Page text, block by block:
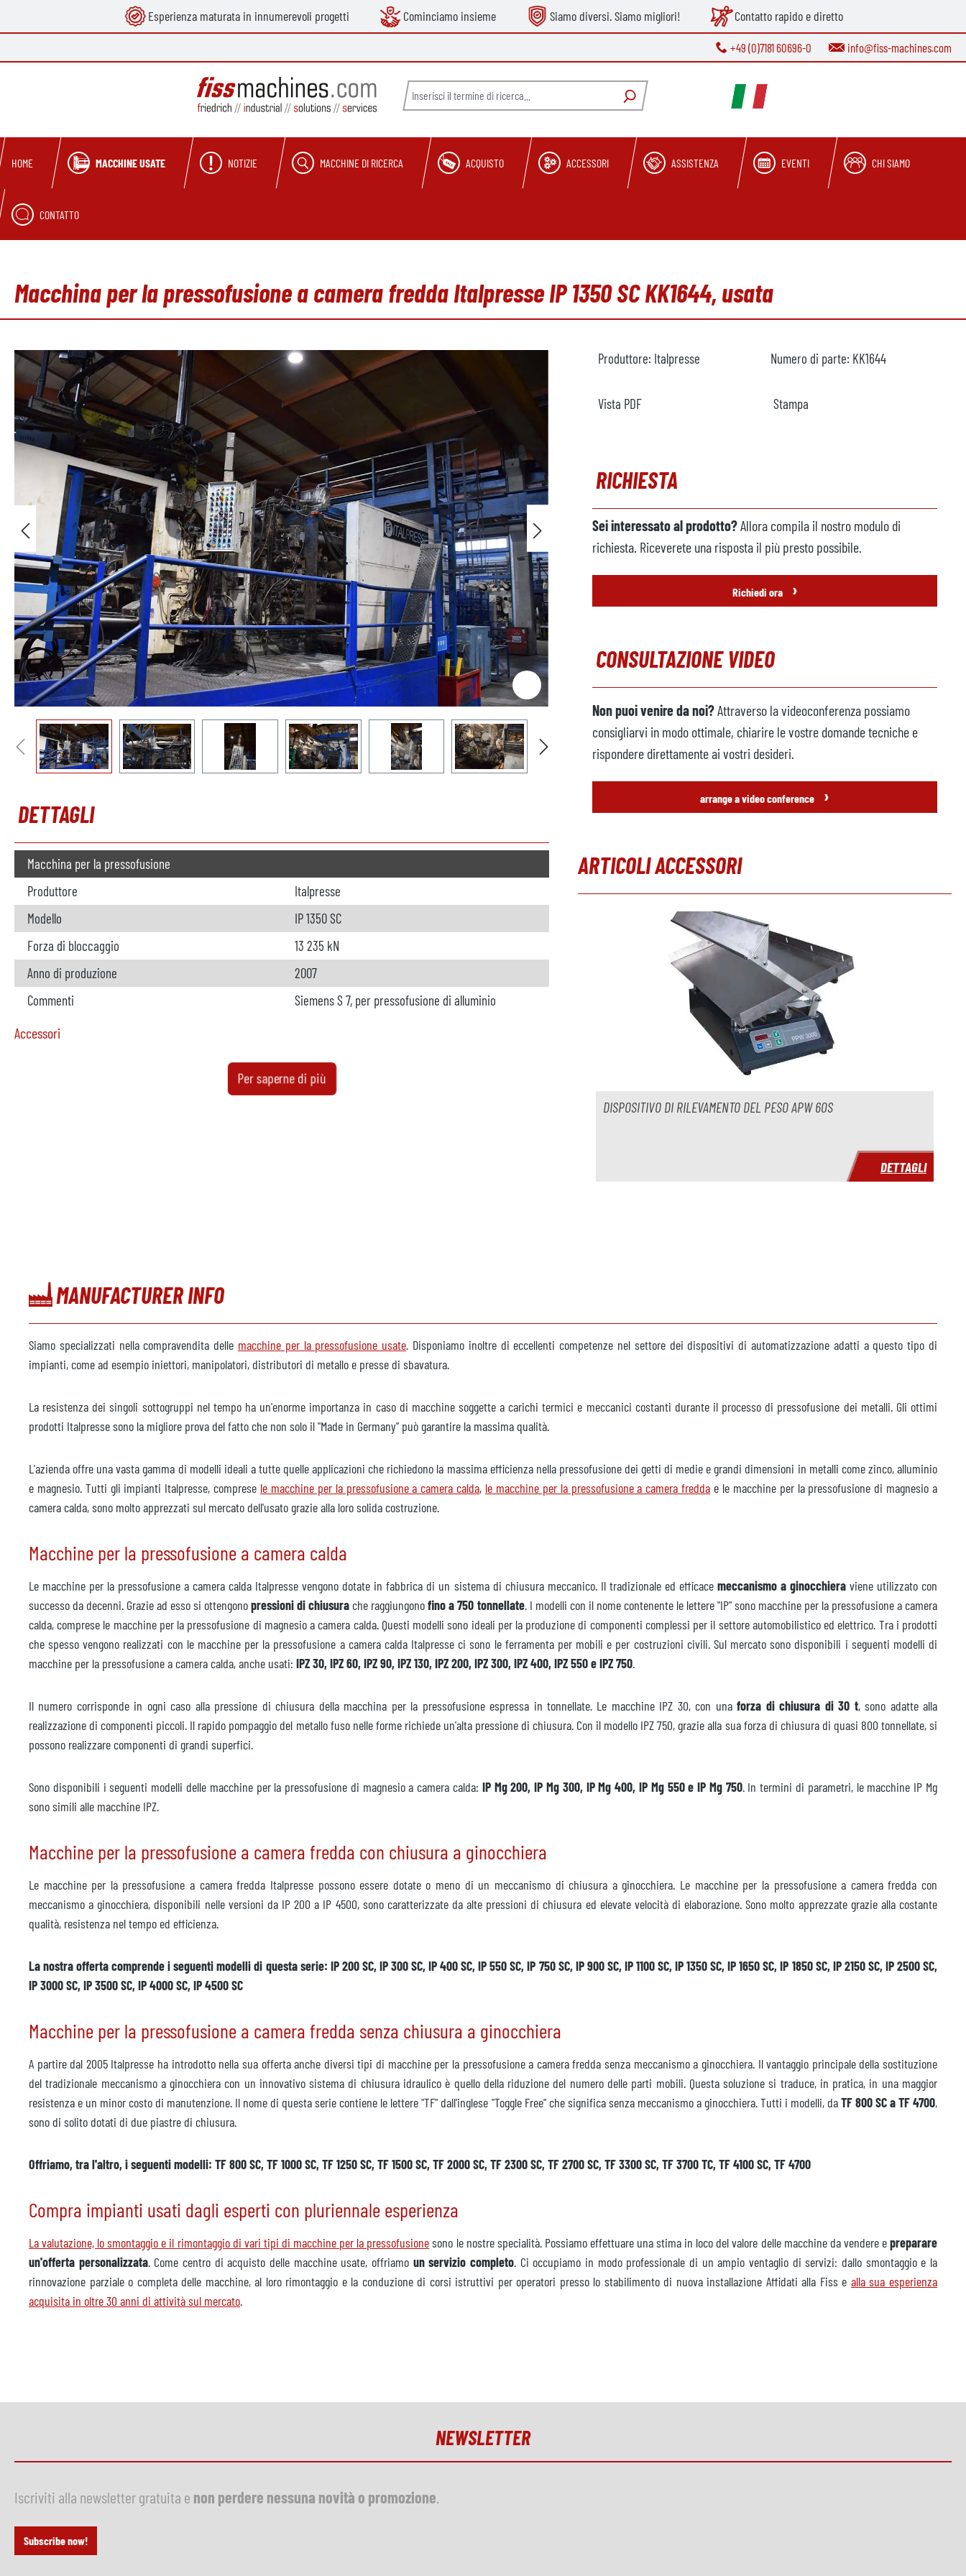
Passa alla navigazione principaleEsperienza maturata in innumerevoli progetti Cominciamo insieme Siamo diversi. Siamo migliori! Contatto rapido e diretto
+49 (0)7181 60696-0 info@fiss-machines.com
HOME MACCHINE USATE NOTIZIE MACCHINE DI RICERCA ACQUISTO ACCESSORI ASSISTENZA EVENTI CHI SIAMO
CONTATTO
Macchina per la pressofusione a camera fredda Italpresse IP 1350 SC KK1644, usata
Salta la galleria di immagini
DETTAGLI
Macchina per la pressofusione
Produttore
Italpresse
Modello
IP 1350 SC
Forza di bloccaggio
13 235 kN
Anno di produzione
2007
Commenti
Siemens S 7, per pressofusione di alluminio
Accessori
non disponibile
Anno
Macchina a spruzzo
disponibile
Produttore
Acheson
Anno
2007
Produttore
ABB
Modello
IRB 6600 IRC5
Produttore
Modello
Anno
Unità di controllo della temperatura
non disponibile
Produttore
Anno
Prezzo
su richiesta
Per saperne di più
Produttore: Italpresse Numero di parte: KK1644
Vista PDF Stampa
RICHIESTA
Sei interessato al prodotto?Allora compila il nostro modulo di
richiesta. Riceverete una risposta il più presto possibile.
Richiedi ora ›
CONSULTAZIONE VIDEO
Non puoi venire da noi?Attraverso la videoconferenza possiamo
consigliarvi in modo ottimale, chiarire le vostre domande tecniche e
rispondere direttamente ai vostri desideri.
arrange a video conference ›
ARTICOLI ACCESSORI
DISPOSITIVO DI RILEVAMENTO DEL PESO APW 60S
DETTAGLI
MANUFACTURER INFO
Siamo specializzati nella compravendita delle macchine per la pressofusione usate. Disponiamo inoltre di eccellenti competenze nel settore dei dispositivi di automatizzazione adatti a questo tipo di
impianti, come ad esempio iniettori, manipolatori, distributori di metallo e presse di sbavatura.
La resistenza dei singoli sottogruppi nel tempo ha un'enorme importanza in caso di macchine soggette a carichi termici e meccanici costanti durante il processo di pressofusione dei metalli. Gli ottimi
prodotti Italpresse sono la migliore prova del fatto che non solo il "Made in Germany" può garantire la massima qualità.
L'azienda offre una vasta gamma di modelli ideali a tutte quelle applicazioni che richiedono la massima efficienza nella pressofusione dei getti di medie e grandi dimensioni in metalli come zinco, alluminio
e magnesio. Tutti gli impianti Italpresse, comprese le macchine per la pressofusione a camera calda, le macchine per la pressofusione a camera fredda e le macchine per la pressofusione di magnesio a
camera calda, sono molto apprezzati sul mercato dell'usato grazie alla loro solida costruzione.
Macchine per la pressofusione a camera calda
Le macchine per la pressofusione a camera calda Italpresse vengono dotate in fabbrica di un sistema di chiusura meccanico. Il tradizionale ed efficace meccanismo a ginocchieraviene utilizzato con
successo da decenni. Grazie ad esso si ottengonopressioni di chiusura che raggiungonofino a 750 tonnellate. I modelli con il nome contenente le lettere "IP" sono macchine per la pressofusione a camera
calda, comprese le macchine per la pressofusione di magnesio a camera calda. Questi modelli sono ideali per la produzione di componenti complessi per il settore automobilistico ed elettrico. Tra i prodotti
che spesso vengono realizzati con le macchine per la pressofusione a camera calda Italpresse ci sono le ferramenta per mobili e per costruzioni civili. Sul mercato sono disponibili i seguenti modelli di
macchine per la pressofusione a camera calda, anche usati: IPZ 30, IPZ 60, IPZ 90, IPZ 130, IPZ 200, IPZ 300, IPZ 400, IPZ 550 e IPZ 750.
Il numero corrisponde in ogni caso alla pressione di chiusura della macchina per la pressofusione espressa in tonnellate. Le macchine IPZ 30, con unaforza di chiusura di 30 t, sono adatte alla
realizzazione di componenti piccoli. Il rapido pompaggio del metallo fuso nelle forme richiede un'alta pressione di chiusura. Con il modello IPZ 750, grazie alla sua forza di chiusura di quasi 800 tonnellate, si
possono realizzare componenti di grandi superfici.
Sono disponibili i seguenti modelli delle macchine per la pressofusione di magnesio a camera calda: IP Mg 200, IP Mg 300, IP Mg 400, IP Mg 550 e IP Mg 750. In termini di parametri, le macchine IP Mg
sono simili alle macchine IPZ.
Macchine per la pressofusione a camera fredda con chiusura a ginocchiera
Le macchine per la pressofusione a camera fredda Italpresse possono essere dotate o meno di un meccanismo di chiusura a ginocchiera. Le macchine per la pressofusione a camera fredda con
meccanismo a ginocchiera, disponibili nelle versioni da IP 200 a IP 4500, sono caratterizzate da alte pressioni di chiusura ed elevate velocità di elaborazione. Sono molto apprezzate grazie alla costante
qualità, resistenza nel tempo ed efficienza.
La nostra offerta comprende i seguenti modelli di questa serie: IP 200 SC, IP 300 SC, IP 400 SC, IP 550 SC, IP 750 SC, IP 900 SC, IP 1100 SC, IP 1350 SC, IP 1650 SC, IP 1850 SC, IP 2150 SC, IP 2500 SC,
IP 3000 SC, IP 3500 SC, IP 4000 SC, IP 4500 SC
Macchine per la pressofusione a camera fredda senza chiusura a ginocchiera
A partire dal 2005 Italpresse ha introdotto nella sua offerta anche diversi tipi di macchine per la pressofusione a camera fredda senza meccanismo a ginocchiera. Il vantaggio principale della sostituzione
del tradizionale meccanismo a ginocchiera con un innovativo sistema di chiusura idraulico è quello della riduzione del numero delle parti mobili. Questa soluzione si traduce, in pratica, in una maggior
resistenza e un minor costo di manutenzione. Il nome di questa serie contiene le lettere "TF" dall'inglese "Toggle Free" che significa senza meccanismo a ginocchiera. Tutti i modelli, daTF 800 SC a TF 4700,
sono di solito dotati di due piastre di chiusura.
Offriamo, tra l'altro, i seguenti modelli: TF 800 SC, TF 1000 SC, TF 1250 SC, TF 1500 SC, TF 2000 SC, TF 2300 SC, TF 2700 SC, TF 3300 SC, TF 3700 TC, TF 4100 SC, TF 4700
Compra impianti usati dagli esperti con pluriennale esperienza
La valutazione, lo smontaggio e il rimontaggio di vari tipi di macchine per la pressofusionesono le nostre specialità. Possiamo effettuare una stima in loco del valore delle macchine da vendere epreparare
un'offerta personalizzata. Come centro di acquisto delle macchine usate, offriamo un servizio completo. Ci occupiamo in modo professionale di un ampio ventaglio di servizi: dallo smontaggio e la
rinnovazione parziale o completa delle macchine, al loro rimontaggio e la conduzione di corsi istruttivi per operatori presso lo stabilimento di nuova installazione Affidati alla Fiss e alla sua esperienza
acquisita in oltre 30 anni di attività sul mercato.
NEWSLETTER
Iscriviti alla newsletter gratuita e non perdere nessuna novità o promozione
Subscribe now!